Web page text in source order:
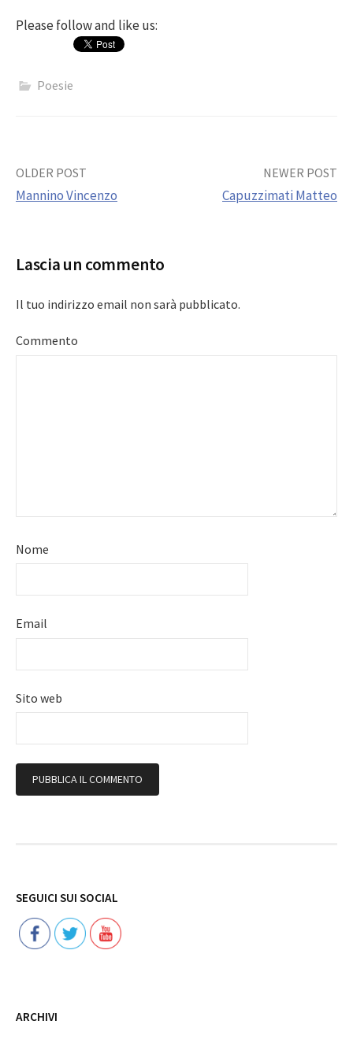
Please follow and like us:
Poesie
Post
OLDER POST
Mannino Vincenzo
NEWER POST
Capuzzimati Matteo
Lascia un commento
Il tuo indirizzo email non sarà pubblicato.
Commento
Nome
Email
Sito web
SEGUICI SUI SOCIAL
ARCHIVI